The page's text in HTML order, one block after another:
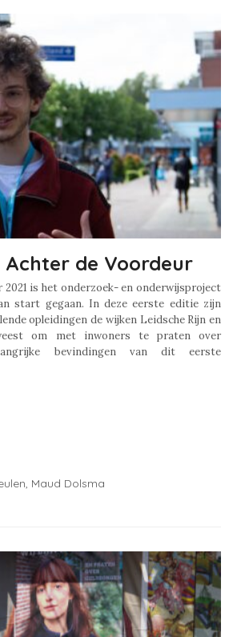
Achter de Voordeur
het onderzoek- en onderwijsproject
start gegaan. In deze eerste editie zijn
opleidingen de wijken Leidsche Rijn en
om met inwoners te praten over
bevindingen van dit eerste
Maud Dolsma